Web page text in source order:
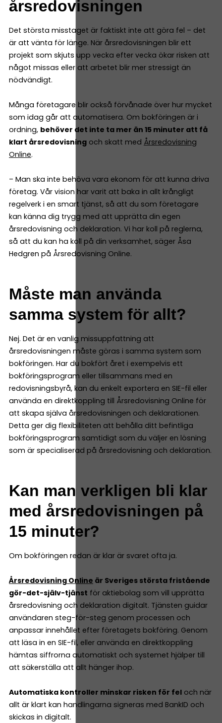
årsredovisningen
Det största misstaget är faktiskt inte att göra fel – det
är att vänta för länge. När årsredovisningen blir ett
projekt som skjuts upp vecka efter vecka ökar risken att
något missas eller att arbetet blir mer stressigt än
nödvändigt.
Många företagare blir också förvånade över hur mycket
som idag går att automatisera. Om bokföringen är i
ordning, behöver det inte ta mer än 15 minuter att få
klart årsredovisning och skatt med Årsredovisning
Online.
– Man ska inte behöva vara ekonom för att kunna driva
företag. Vår vision har varit att baka in allt krångligt
regelverk i en smart tjänst, så att du som företagare
kan känna dig trygg med att upprätta din egen
årsredovisning och deklaration. Vi har koll på reglerna,
så att du kan ha koll på din verksamhet, säger Åsa
Hedgren på Årsredovisning Online.
Måste man använda
samma system för allt?
Nej. Det är en vanlig missuppfattning att
årsredovisningen måste göras i samma system som
bokföringen. Har du bokfört året i exempelvis ett
bokföringsprogram eller tillsammans med en
redovisningsbyrå, kan du enkelt exportera en SIE-fil eller
använda en direktkoppling till Årsredovisning Online för
att skapa själva årsredovisningen och deklarationen.
Detta ger dig flexibiliteten att behålla ditt befintliga
bokföringsprogram samtidigt som du väljer en lösning
som är specialiserad på årsredovisning och deklaration.
Kan man verkligen bli klar
med årsredovisningen på
15 minuter?
Om bokföringen redan är klar är svaret ofta ja.
Årsredovisning Online är Sveriges största fristående
gör-det-själv-tjänst för aktiebolag som vill upprätta
årsredovisning och deklaration digitalt. Tjänsten guidar
användaren steg-för-steg genom processen och
anpassar innehållet efter företagets bokföring. Genom
att läsa in en SIE-fil, eller använda en direktkoppling
hämtas siffrorna automatiskt och systemet hjälper till
att säkerställa att allt hänger ihop.
Automatiska kontroller minskar risken för fel och när
allt är klart kan handlingarna signeras med BankID och
skickas in digitalt.